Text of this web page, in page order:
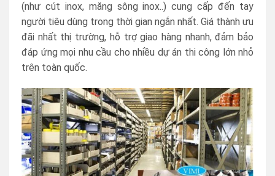
(như cút inox, măng sông inox..) cung cấp đến tay
người tiêu dùng trong thời gian ngắn nhất. Giá thành ưu
đãi nhất thị trường, hỗ trợ giao hàng nhanh, đảm bảo
đáp ứng mọi nhu cầu cho nhiều dự án thi công lớn nhỏ
trên toàn quốc.